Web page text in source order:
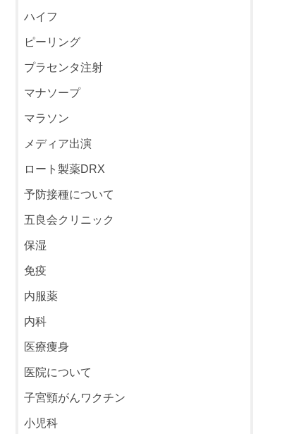
ハイフ
ピーリング
プラセンタ注射
マナソープ
マラソン
メディア出演
ロート製薬DRX
予防接種について
五良会クリニック
保湿
免疫
内服薬
内科
医療痩身
医院について
子宮頸がんワクチン
小児科